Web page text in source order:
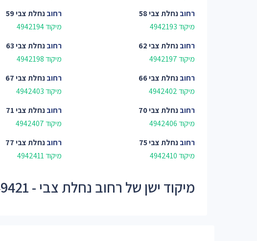
רחובנחלת צבי 58
מיקוד 4942193
רחובנחלת צבי 59
מיקוד 4942194
רחובנחלת צבי 62
מיקוד 4942197
רחובנחלת צבי 63
מיקוד 4942198
רחובנחלת צבי 66
מיקוד 4942402
רחובנחלת צבי 67
מיקוד 4942403
רחובנחלת צבי 70
מיקוד 4942406
רחובנחלת צבי 71
מיקוד 4942407
רחובנחלת צבי 75
מיקוד 4942410
רחובנחלת צבי 77
מיקוד 4942411
מיקוד ישן של רחוב נחלת צבי - 49421